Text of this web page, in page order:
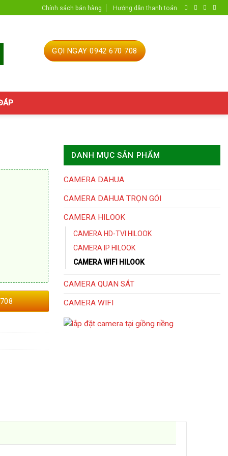
Chính sách bán hàng Hướng dẫn thanh toán
GỌI NGAY 0942 670 708
DANH MỤC SẢN PHẨM
CAMERA DAHUA
CAMERA DAHUA TRỌN GÓI
CAMERA HILOOK
CAMERA HD-TVI HILOOK
CAMERA IP HILOOK
CAMERA WIFI HILOOK
CAMERA QUAN SÁT
CAMERA WIFI